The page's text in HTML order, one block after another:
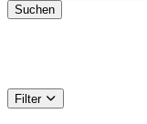
Filter